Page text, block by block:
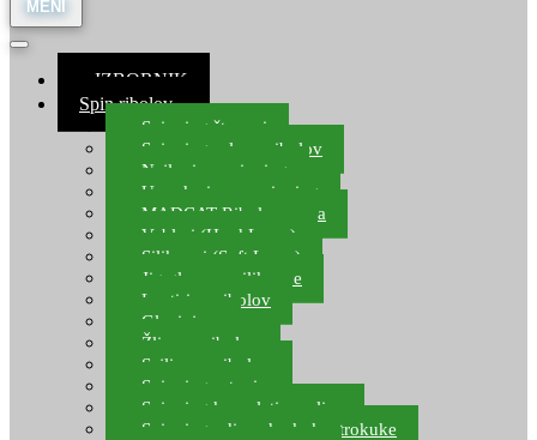
≡ IZBORNIK
Spin ribolov
Spinning štapovi
Spinning role za ribolov
Najloni za spinning
Upredenice za spinning
MADCAT Ribolov soma
Vobleri (Hard Lures)
Silikonci (Soft Lures)
Jig glave za silikonce
Leptiri za ribolov
Glavinjare
Žlice za ribolov
Sajlice za ribolov
Spinning setovi
Spinning kompleti varalica
Spinning udice, dvokuke, trokuke